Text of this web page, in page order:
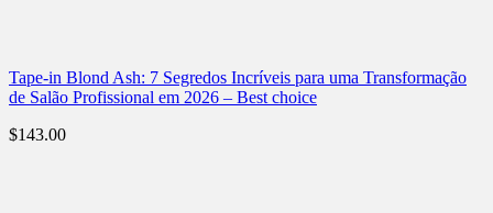
Tape-in Blond Ash: 7 Segredos Incríveis para uma Transformação
de Salão Profissional em 2026 – Best choice
$143.00